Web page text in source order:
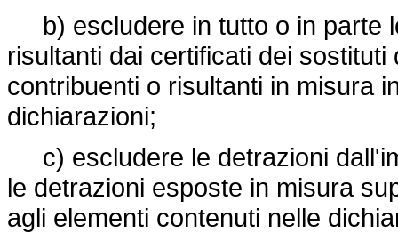
b) escludere in tutto o in parte
risultanti dai certificati dei
contribuenti o risultanti in misura
dichiarazioni;
c) escludere le detrazioni
le detrazioni esposte in misura
agli elementi contenuti nelle